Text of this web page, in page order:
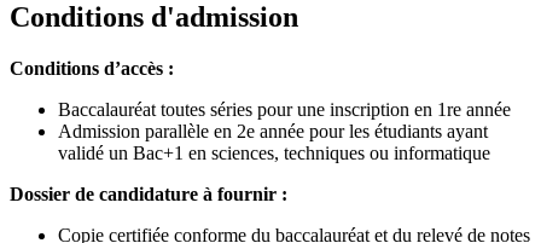
Conditions d'admission
Conditions d’accès :
Baccalauréat toutes séries pour une inscription en 1re année
Admission parallèle en 2e année pour les étudiants ayant
validé un Bac+1 en sciences, techniques ou informatique
Dossier de candidature à fournir :
Copie certifiée conforme du baccalauréat et du relevé de notes